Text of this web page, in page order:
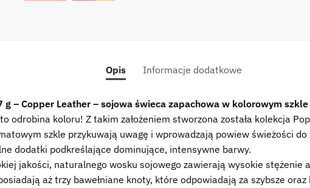
Opis Informacje dodatkowe
– Copper Leather – sojowa świeca zapachowa w kolorowym szkle
odrobina koloru! Z takim założeniem stworzona została kolekcja
szkle przykuwają uwagę i wprowadzają powiew świeżości
dodatki podkreślające dominujące, intensywne barwy.
jakości, naturalnego wosku sojowego zawierają wysokie
aż trzy bawełniane knoty, które odpowiadają za szybsze